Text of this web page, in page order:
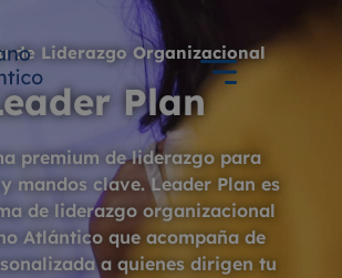
de Liderazgo Organizacional
Plan
premium de liderazgo para
mandos clave. Leader Plan es
de liderazgo organizacional
Atlántico que acompaña de
a quienes dirigen tu